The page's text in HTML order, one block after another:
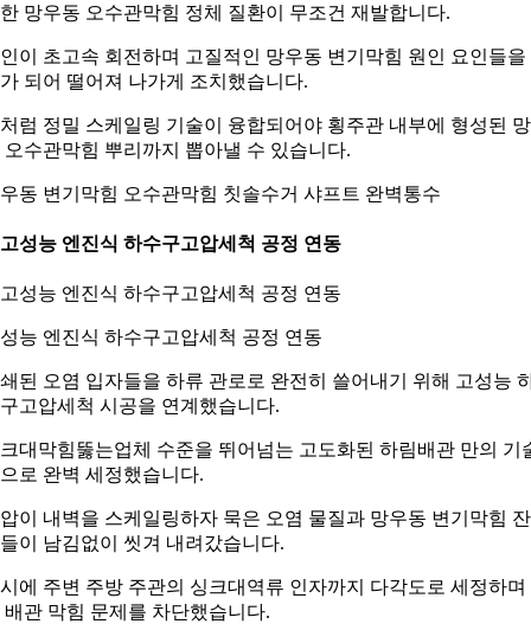
망우동 오수관막힘 정체 질환이 무조건 재발합니다.
이 초고속 회전하며 고질적인 망우동 변기막힘 원인 요인들을
되어 떨어져 나가게 조치했습니다.
럼 정밀 스케일링 기술이 융합되어야 횡주관 내부에 형성된
오수관막힘 뿌리까지 뽑아낼 수 있습니다.
동 변기막힘 오수관막힘 칫솔수거 샤프트 완벽통수
성능 엔진식 하수구고압세척 공정 연동
능 엔진식 하수구고압세척 공정 연동
된 오염 입자들을 하류 관로로 완전히 쓸어내기 위해 고성능
고압세척 시공을 연계했습니다.
대막힘뚫는업체 수준을 뛰어넘는 고도화된 하림배관 만의 기
로 완벽 세정했습니다.
이 내벽을 스케일링하자 묵은 오염 물질과 망우동 변기막힘
이 남김없이 씻겨 내려갔습니다.
에 주변 주방 주관의 싱크대역류 인자까지 다각도로 세정하며
배관 막힘 문제를 차단했습니다.